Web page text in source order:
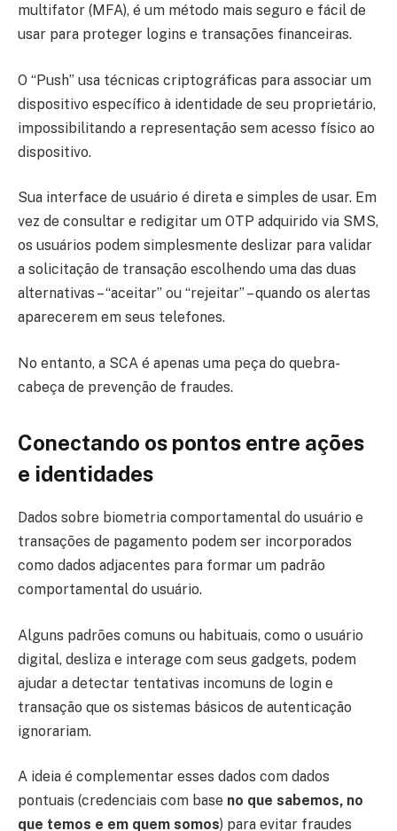
multifator (MFA), é um método mais seguro e fácil de
usar para proteger logins e transações financeiras.
O “Push” usa técnicas criptográficas para associar um
dispositivo específico à identidade de seu proprietário,
impossibilitando a representação sem acesso físico ao
dispositivo.
Sua interface de usuário é direta e simples de usar. Em
vez de consultar e redigitar um OTP adquirido via SMS,
os usuários podem simplesmente deslizar para validar
a solicitação de transação escolhendo uma das duas
alternativas – “aceitar” ou “rejeitar” – quando os alertas
aparecerem em seus telefones.
No entanto, a SCA é apenas uma peça do quebra-
cabeça de prevenção de fraudes.
Conectando os pontos entre ações
e identidades
Dados sobre biometria comportamental do usuário e
transações de pagamento podem ser incorporados
como dados adjacentes para formar um padrão
comportamental do usuário.
Alguns padrões comuns ou habituais, como o usuário
digital, desliza e interage com seus gadgets, podem
ajudar a detectar tentativas incomuns de login e
transação que os sistemas básicos de autenticação
ignorariam.
A ideia é complementar esses dados com dados
pontuais (credenciais com base no que sabemos, no
que temos e em quem somos) para evitar fraudes